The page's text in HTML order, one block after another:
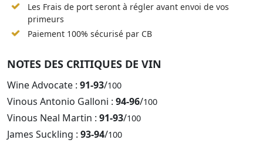
Les Frais de port seront à régler avant envoi de vos
primeurs
Paiement 100% sécurisé par CB
NOTES DES CRITIQUES DE VIN
Wine Advocate : 91-93/100
Vinous Antonio Galloni : 94-96/100
Vinous Neal Martin : 91-93/100
James Suckling : 93-94/100